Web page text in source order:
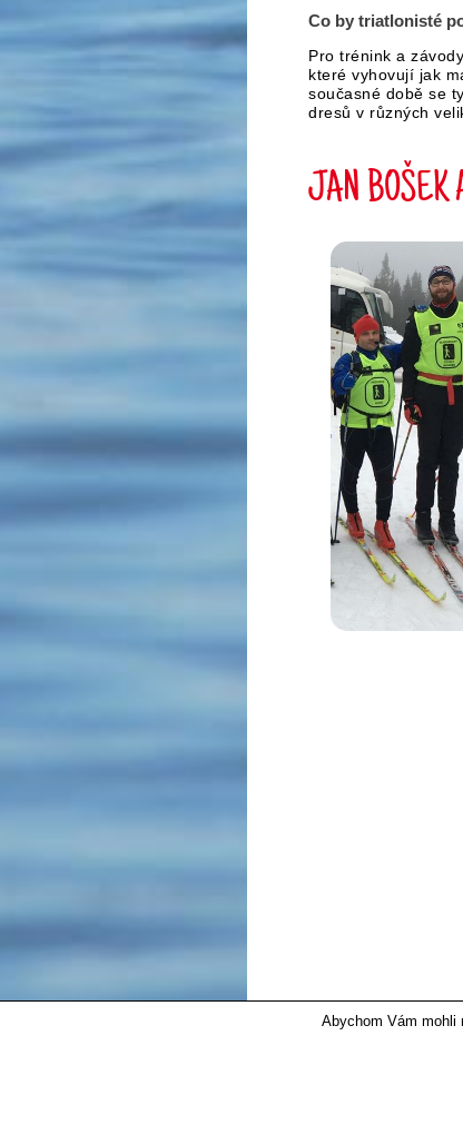
Co by triatlonisté
Pro trénink a
které vyhovují jak
současné době se
dresů v různých
JAN BOŠEK
Abychom Vám